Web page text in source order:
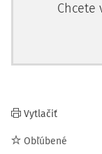
Chcete
Vytlačiť
Obľúbené